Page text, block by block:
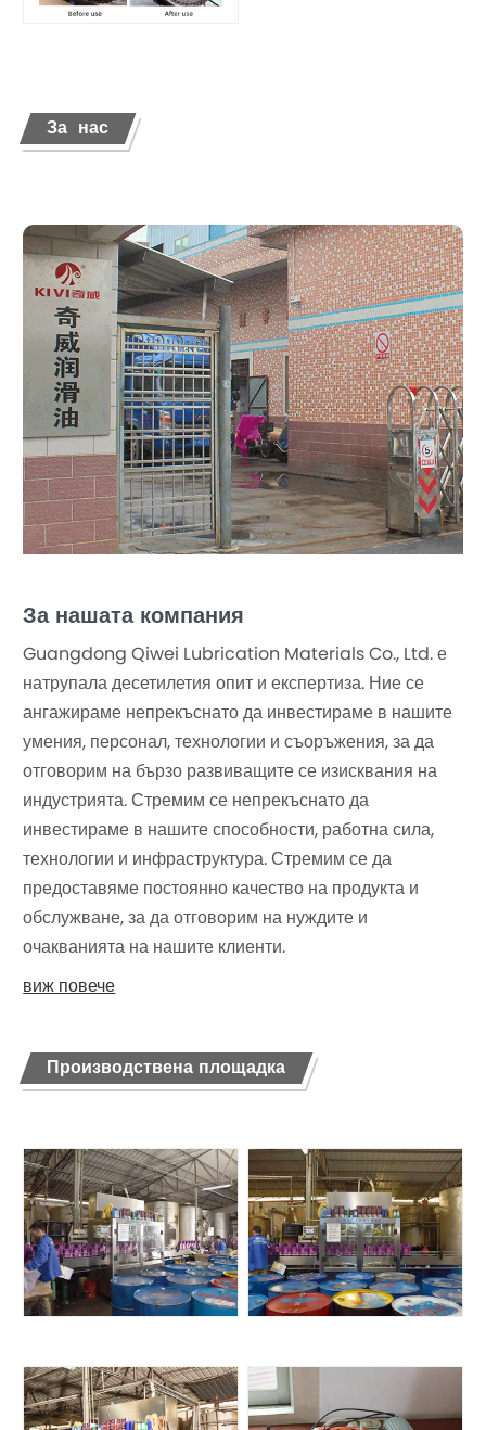
За нас
За нашата компания
Guangdong Qiwei Lubrication Materials Co., Ltd. е
натрупала десетилетия опит и експертиза. Ние се
ангажираме непрекъснато да инвестираме в нашите
умения, персонал, технологии и съоръжения, за да
отговорим на бързо развиващите се изисквания на
индустрията. Стремим се непрекъснато да
инвестираме в нашите способности, работна сила,
технологии и инфраструктура. Стремим се да
предоставяме постоянно качество на продукта и
обслужване, за да отговорим на нуждите и
очакванията на нашите клиенти.
виж повече
Производствена площадка